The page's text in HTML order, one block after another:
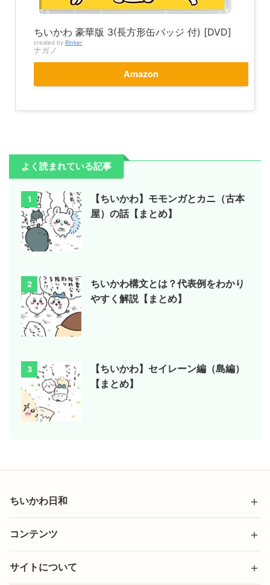
ちいかわ 豪華版 3(長方形缶バッジ 付) [DVD]
created by Rinker
ナガノ
Amazon
よく読まれている記事
1
【ちいかわ】モモンガとカニ（古本
屋）の話【まとめ】
2
ちいかわ構文とは？代表例をわかり
やすく解説【まとめ】
3
【ちいかわ】セイレーン編（島編）
【まとめ】
ちいかわ日和
コンテンツ
サイトについて